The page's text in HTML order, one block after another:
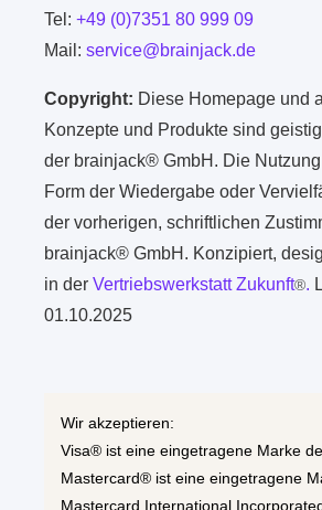
Tel:+49 (0)7351 80 999 09
Mail:service@brainjack.de
Copyright: Diese Homepage und
Konzepte und Produkte sind
der brainjack® GmbH. Die
Form der Wiedergabe oder
der vorherigen, schriftlichen
brainjack® GmbH. Konzipiert,
in derVertriebswerkstatt Zukunft®.
01.10.2025
Wir akzeptieren:
Visa® ist eine eingetragene Marke
Mastercard® ist eine eingetragene
Mastercard International